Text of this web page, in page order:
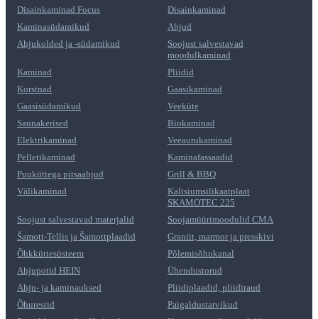
Disainkaminad Focus
Disainkaminad
Kaminasüdamikud
Ahjud
Ahjukolded ja -südamikud
Soojust salvestavad
moodulkaminad
Kaminad
Pliidid
Korstnad
Gaasikaminad
Gaasisüdamikud
Veeküte
Saunakerised
Biokaminad
Elektrikaminad
Veeaurukaminad
Pelletikaminad
Kaminafassaadid
Puuküttega pitsaahjud
Grill & BBQ
Välikaminad
Kaltsiumsilikaatplaat
SKAMOTEC 225
Soojust salvestavad materjalid
Soojamüürimoodulid CMA
Šamott-Tellis ja Šamottplaadid
Graniit, marmor ja presskivi
Õhkküttesüsteem
Põlemisõhukanal
Ahjupotid HEIN
Ühendustorud
Ahju- ja kaminauksed
Pliidiplaadid, pliidiraud
Õhurestid
Paigaldustarvikud